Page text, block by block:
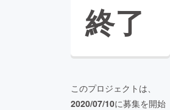
終了
このプロジェクトは、
2020/07/10に募集を開始